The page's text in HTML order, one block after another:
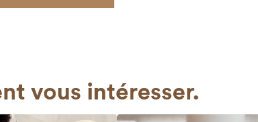
vous intéresser.